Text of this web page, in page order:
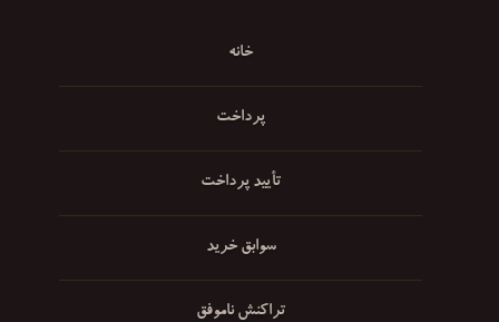
خانه
پرداخت
تأیید پرداخت
سوابق خرید
تراکنش ناموفق